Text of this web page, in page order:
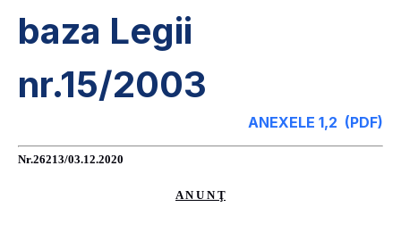
baza Legii
nr.15/2003
ANEXELE 1,2 (PDF)
Nr.26213/03.12.2020
A N U N Ţ